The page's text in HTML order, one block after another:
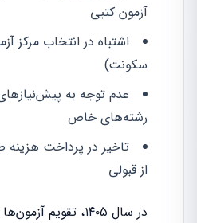
آزمون کتبی
اشتباه در انتخاب مرکز
سکونت)
عدم توجه به
رشته‌های خاص
تاخیر در پرداخت
از قبولی
در سال ۱۴۰۵، تقویم